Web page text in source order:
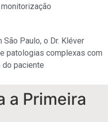
Paulo, o Dr. Kléver
patologias complexas com
paciente
a Primeira